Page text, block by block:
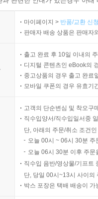
마이페이지 > 반품/교환 신
판매자 배송 상품은 판매자
출고 완료 후 10일 이내의
디지털 콘텐츠인 eBook의
중고상품의 경우 출고 완료
모바일 쿠폰의 경우 유효기
고객의 단순변심 및 착오구
직수입양서/직수입일서중
단, 아래의 주문/취소 조건
오늘 00시 ~ 06시 30분
오늘 06시 30분 이후 주
직수입 음반/영상물/기프트
단, 당일 00시~13시 사이의
박스 포장은 택배 배송이